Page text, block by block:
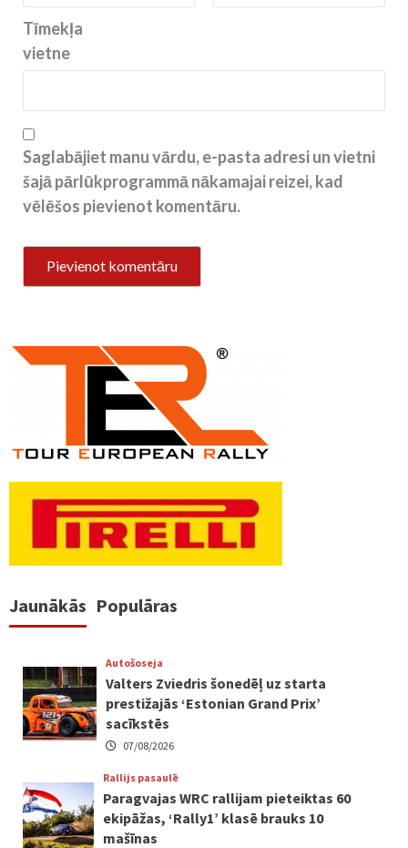
Tīmekļa
vietne
Saglabājiet manu vārdu, e-pasta adresi un vietni
šajā pārlūkprogrammā nākamajai reizei, kad
vēlēšos pievienot komentāru.
Jaunākās Populāras
Autošoseja
Valters Zviedris šonedēļ uz starta
prestižajās ‘Estonian Grand Prix’
sacīkstēs
07/08/2026
Rallijs pasaulē
Paragvajas WRC rallijam pieteiktas 60
ekipāžas, ‘Rally1’ klasē brauks 10
mašīnas